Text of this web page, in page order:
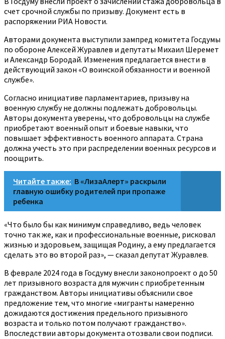
счет срочной службы по призыву. Документ есть в
распоряжении РИА Новости.
Авторами документа выступили зампред комитета Госдумы
по обороне Алексей Журавлев и депутаты Михаил Шеремет
и Александр Бородай. Изменения предлагается внести в
действующий закон «О воинской обязанности и военной
службе».
Согласно инициативе парламентариев, призыву на
военную службу не должны подлежать добровольцы.
Авторы документа уверены, что добровольцы на службе
приобретают военный опыт и боевые навыки, что
повышает эффективность военного аппарата. Страна
должна учесть это при распределении военных ресурсов и
поощрить.
Читайте также: В «ЛизаАлерт» раскрыли
главную ошибку родителей при пропаже
ребенка
«Что было бы как минимум справедливо, ведь человек
точно так же, как и профессиональные военные, рисковал
жизнью и здоровьем, защищая Родину, а ему предлагается
сделать это во второй раз», — сказал депутат Журавлев.
В феврале 2024 года в Госдуму внесли законопроект о до 50
лет призывного возраста для мужчин с приобретенным
гражданством. Авторы инициативы объяснили свое
предложение тем, что многие «мигранты намеренно
дожидаются достижения предельного призывного
возраста и только потом получают гражданство».
Впоследствии авторы документа отозвали свои подписи.